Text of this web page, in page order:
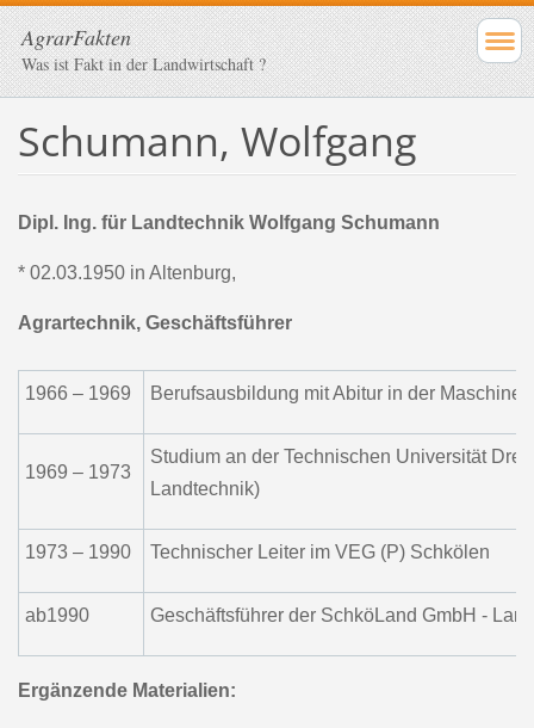
AgrarFakten
Was ist Fakt in der Landwirtschaft ?
Schumann, Wolfgang
Dipl. Ing. für Landtechnik Wolfgang Schumann
* 02.03.1950 in Altenburg,
Agrartechnik, Geschäftsführer
1966 – 1969 Berufsausbildung mit Abitur in der
1969 – 1973
Studium an der Technischen Universität
Landtechnik)
1973 – 1990 Technischer Leiter im VEG (P) Schkölen
ab1990 Geschäftsführer der SchköLand GmbH -
Ergänzende Materialien: